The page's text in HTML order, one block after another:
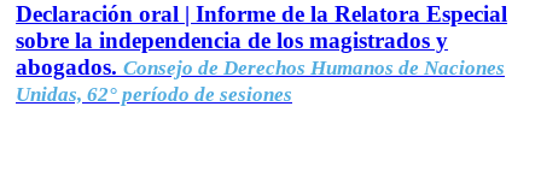
Declaración oral | Informe de la Relatora Especial
sobre la independencia de los magistrados y
abogados. Consejo de Derechos Humanos de Naciones
Unidas, 62° período de sesiones